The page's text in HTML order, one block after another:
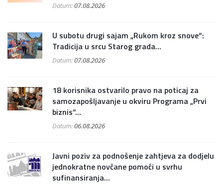
Datum:07.08.2026
U subotu drugi sajam „Rukom kroz snove“:
Tradicija u srcu Starog grada...
Datum:07.08.2026
18 korisnika ostvarilo pravo na poticaj za
samozapošljavanje u okviru Programa „Prvi
biznis“...
Datum:06.08.2026
Javni poziv za podnošenje zahtjeva za dodjelu
jednokratne novčane pomoći u svrhu
sufinansiranja...